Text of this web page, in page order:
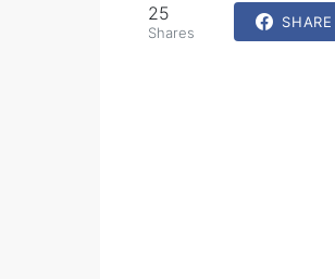
25
Shares
SHARE